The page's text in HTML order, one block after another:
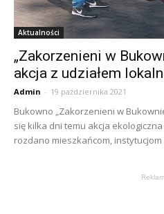
Aktualności
„Zakorzenieni w
akcja z udziałem
Admin - 19 października 2021
Bukowno „Zakorzenieni w
się kilka dni temu akcja
rozdano mieszkańcom, instytucjom